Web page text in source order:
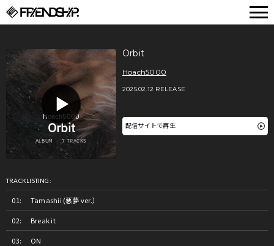
Orbit
Hoach5000
2025.02.12 RELEASE
配信サイトで再生
TRACKLISTING:
Tamashii (悪夢 ver.）
Break it
ON